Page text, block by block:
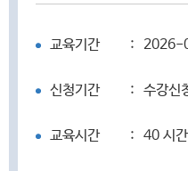
교육기간 : 2026-
신청기간 : 수강신
교육시간 : 40 시간